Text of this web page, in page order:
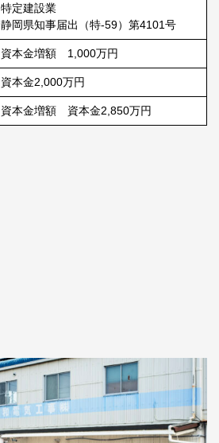
特定建設業
静岡県知事届出（特-59）第4101号
資本金増額 1,000万円
資本金2,000万円
資本金増額 資本金2,850万円